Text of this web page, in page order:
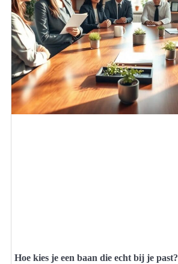
Hoe kies je een baan die echt bij je past?